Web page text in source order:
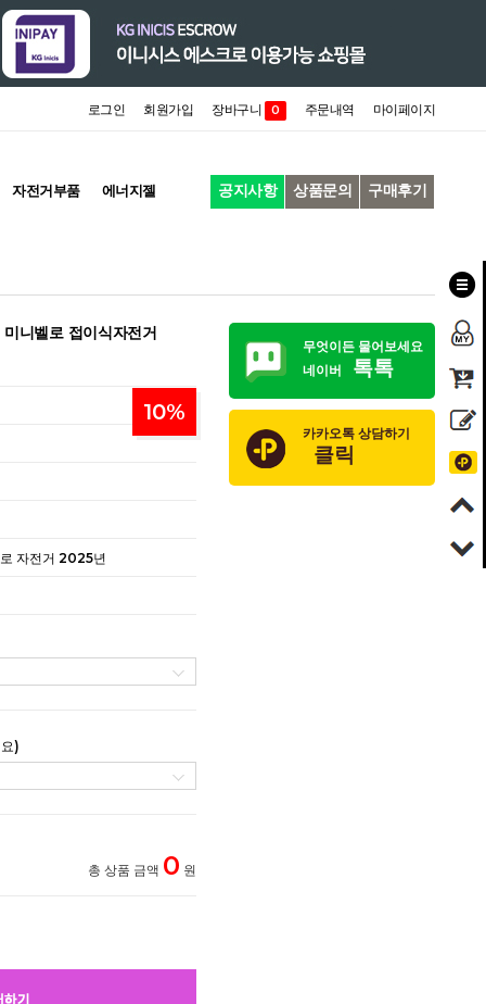
로그인 회원가입 장바구니 0 주문내역 마이페이지
자전거부품 에너지젤 공지사항 상품문의 구매후기
니벨로 접이식자전거
10%
자전거 2025년
)
총 상품 금액 0 원
무엇이든 물어보세요
네이버
톡톡
카카오톡 상담하기
클릭